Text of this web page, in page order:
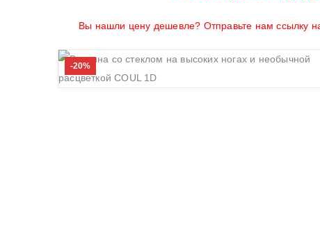
Вы нашли цену дешевле? Отправьте нам ссылку
-20%